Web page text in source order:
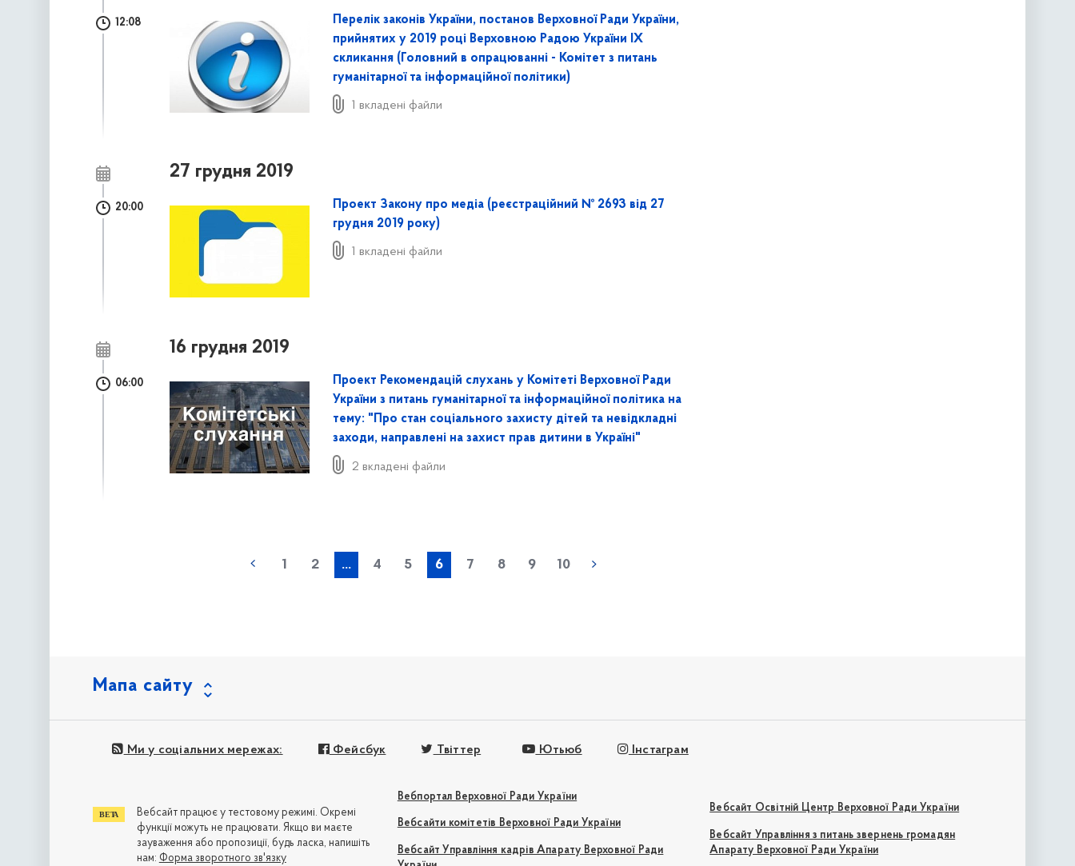
12:08
Перелік законів України, постанов Верховної Ради України,
прийнятих у 2019 році Верховною Радою України IX
скликання (Головний в опрацюванні - Комітет з питань
гуманітарної та інформаційної політики)
1 вкладені файли
27 грудня 2019
20:00
Проект Закону про медіа (реєстраційний № 2693 від 27
грудня 2019 року)
1 вкладені файли
16 грудня 2019
06:00
Проект Рекомендацій слухань у Комітеті Верховної Ради
України з питань гуманітарної та інформаційної політика на
тему: "Про стан соціального захисту дітей та невідкладні
заходи, направлені на захист прав дитини в Україні"
2 вкладені файли
1 2 ... 4 5 6 7 8 9 10
Мапа сайту
Ми у соціальних мережах: Фейсбук Твіттер Ютьюб Інстаграм
Вебпортал Верховної Ради України
Вебсайти комітетів Верховної Ради України
Вебсайт Управління кадрів Апарату Верховної Ради
Вебсайт Освітній Центр Верховної Ради України
Вебсайт Управління з питань звернень громадян
Апарату Верховної Ради України
Вебсайт працює у тестовому режимі. Окремі
функції можуть не працювати. Якщо ви маєте
зауваження або пропозиції, будь ласка, напишіть
нам: Форма зворотного зв'язку